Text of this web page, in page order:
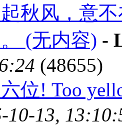
秋风，意
(无内容) -
(48655)
位! Too
10-13,